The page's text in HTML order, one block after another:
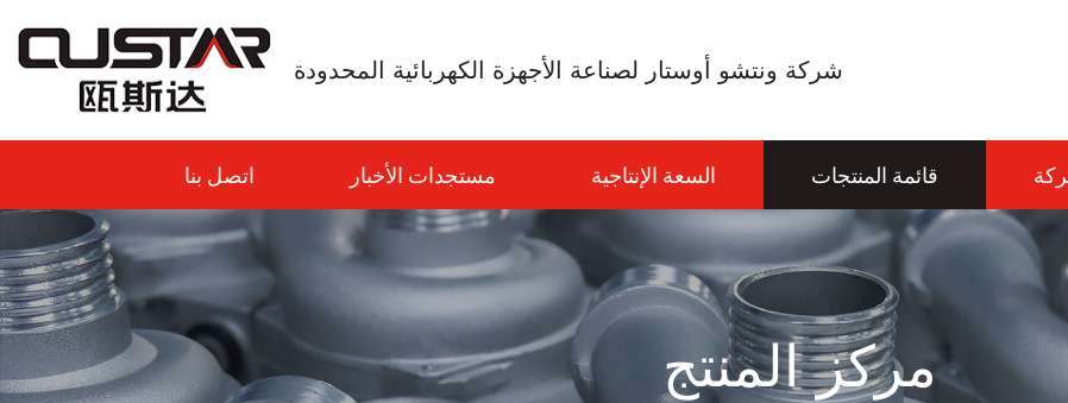
شركة ونتشو أوستار لصناعة الأجهزة الكهربائية المحدودة
قائمة المنتجات السعة الإنتاجية مستجدات الأخبار اتصل بنا
مركز المنتج